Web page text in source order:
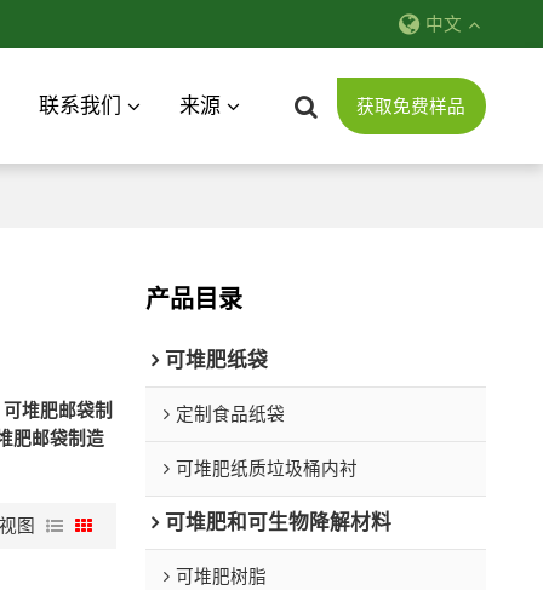
中文
联系我们 来源 获取免费样品
可堆肥邮袋制
肥邮袋制造
视图
产品目录
可堆肥纸袋
定制食品纸袋
可堆肥纸质垃圾桶内衬
可堆肥和可生物降解材料
可堆肥树脂